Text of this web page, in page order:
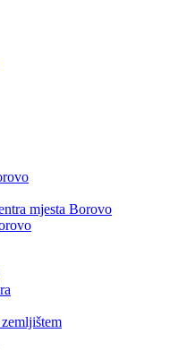
mjesta Borovo